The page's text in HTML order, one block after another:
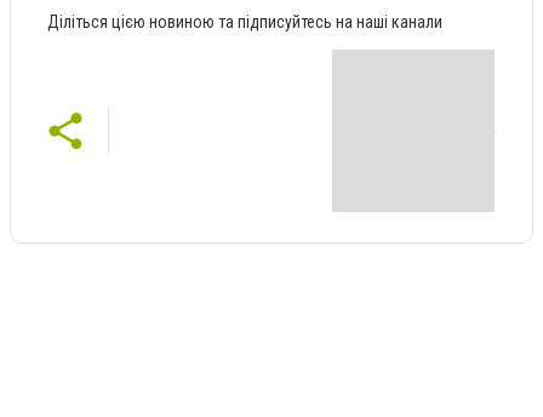
Діліться цією новиною та підписуйтесь на наші канали